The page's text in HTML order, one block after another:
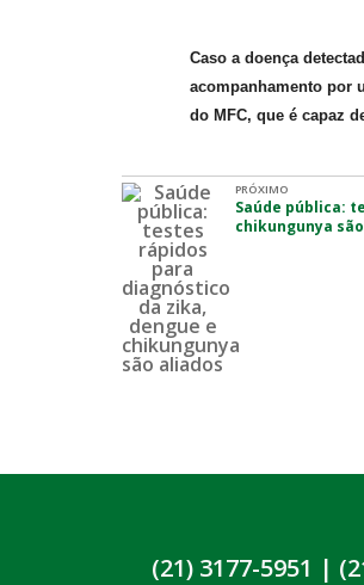
Caso a doença
acompanhamento por
do MFC, que é capaz
PRÓXIMO
Saúde pública:
chikungunya
(21) 3177-5951 |